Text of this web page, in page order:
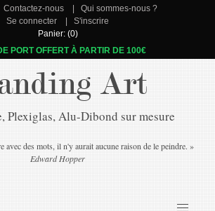
Contactez-nous
Qui sommes-nous ?
Se connecter
S'inscrire
Panier: (0)
PORT OFFERT À PARTIR DE 100€
Art
Plexiglas, Alu-Dibond sur mesure
avec des mots, il n'y aurait aucune raison de le peindre. »
Edward Hopper